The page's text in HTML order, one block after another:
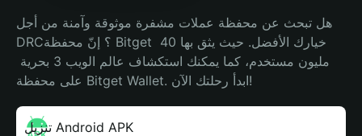
هل تبحث عن محفظة عملات مشفرة موثوقة وآمنة من أجل
DRC؟ إنّ محفظة Bitget خيارك الأفضل. حيث يثق بها 40
على محفظة Bitget Wallet. ابدأ رحلتك الآن!
تنزيل Android APK